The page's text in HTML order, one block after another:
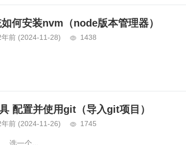
何安装nvm（node版本管理器）
年前 (2024-11-28) 1438
配置并使用git（导入git项目）
年前 (2024-11-26) 1745
选一个...